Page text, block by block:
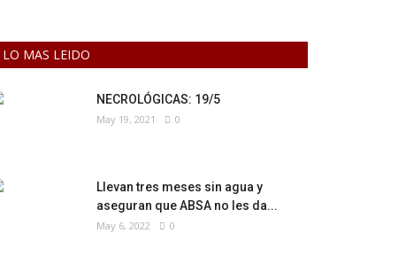
LO MAS LEIDO
NECROLÓGICAS: 19/5
May 19, 2021 0
Llevan tres meses sin agua y
aseguran que ABSA no les da...
May 6, 2022 0